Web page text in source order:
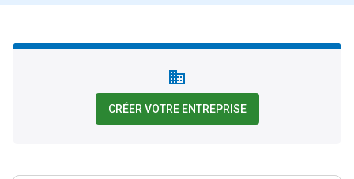
CRÉER VOTRE ENTREPRISE